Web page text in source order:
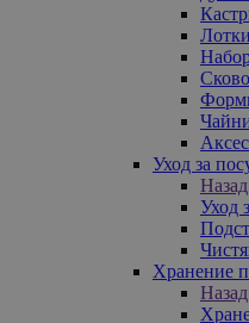
Уход за
Назад
Уход
Хранение
Назад